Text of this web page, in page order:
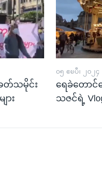
တ်သမိုင်း
ား
၀၅ ဧၿပီ၊ ၂၀၂၄
ရေခဲတောင်
သဇင်ရဲ့